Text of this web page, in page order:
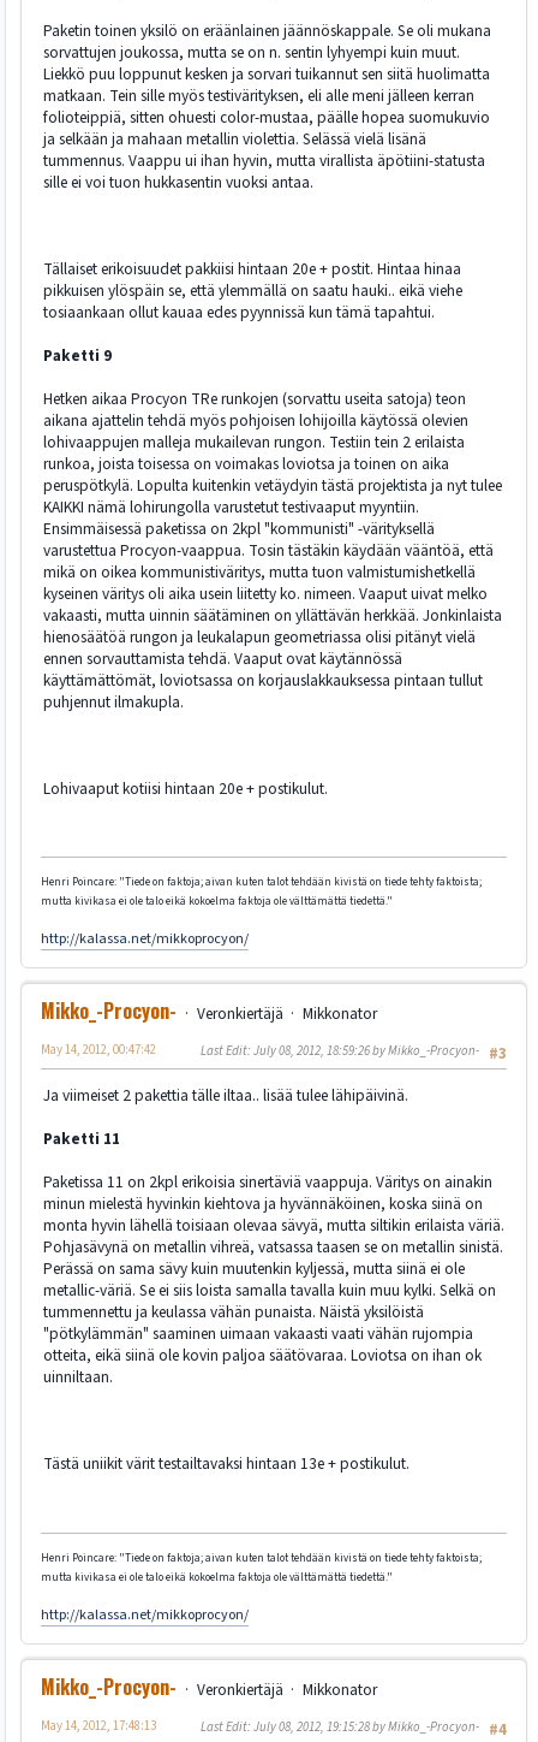
Paketin toinen yksilö on eräänlainen jäännöskappale. Se oli mukana
sorvattujen joukossa, mutta se on n. sentin lyhyempi kuin muut.
Liekkö puu loppunut kesken ja sorvari tuikannut sen siitä huolimatta
matkaan. Tein sille myös testivärityksen, eli alle meni jälleen kerran
folioteippiä, sitten ohuesti color-mustaa, päälle hopea suomukuvio
ja selkään ja mahaan metallin violettia. Selässä vielä lisänä
tummennus. Vaappu ui ihan hyvin, mutta virallista äpötiini-statusta
sille ei voi tuon hukkasentin vuoksi antaa.
Tällaiset erikoisuudet pakkiisi hintaan 20e + postit. Hintaa hinaa
pikkuisen ylöspäin se, että ylemmällä on saatu hauki.. eikä viehe
tosiaankaan ollut kauaa edes pyynnissä kun tämä tapahtui.
Paketti 9
Hetken aikaa Procyon TRe runkojen (sorvattu useita satoja) teon
aikana ajattelin tehdä myös pohjoisen lohijoilla käytössä olevien
lohivaappujen malleja mukailevan rungon. Testiin tein 2 erilaista
runkoa, joista toisessa on voimakas loviotsa ja toinen on aika
peruspötkylä. Lopulta kuitenkin vetäydyin tästä projektista ja nyt tulee
KAIKKI nämä lohirungolla varustetut testivaaput myyntiin.
Ensimmäisessä paketissa on 2kpl "kommunisti" -värityksellä
varustettua Procyon-vaappua. Tosin tästäkin käydään vääntöä, että
mikä on oikea kommunistiväritys, mutta tuon valmistumishetkellä
kyseinen väritys oli aika usein liitetty ko. nimeen. Vaaput uivat melko
vakaasti, mutta uinnin säätäminen on yllättävän herkkää. Jonkinlaista
hienosäätöä rungon ja leukalapun geometriassa olisi pitänyt vielä
ennen sorvauttamista tehdä. Vaaput ovat käytännössä
käyttämättömät, loviotsassa on korjauslakkauksessa pintaan tullut
puhjennut ilmakupla.
Lohivaaput kotiisi hintaan 20e + postikulut.
Henri Poincare: "Tiede on faktoja; aivan kuten talot tehdään kivistä on tiede tehty faktoista;
mutta kivikasa ei ole talo eikä kokoelma faktoja ole välttämättä tiedettä."
http://kalassa.net/mikkoprocyon/
Mikko_-Procyon- Veronkiertäjä
Mikkonator
#3
May 14, 2012, 00:47:42 Last Edit: July 08, 2012, 18:59:26 by Mikko_-Procyon-
Ja viimeiset 2 pakettia tälle iltaa.. lisää tulee lähipäivinä.
Paketti 11
Paketissa 11 on 2kpl erikoisia sinertäviä vaappuja. Väritys on ainakin
minun mielestä hyvinkin kiehtova ja hyvännäköinen, koska siinä on
monta hyvin lähellä toisiaan olevaa sävyä, mutta siltikin erilaista väriä.
Pohjasävynä on metallin vihreä, vatsassa taasen se on metallin sinistä.
Perässä on sama sävy kuin muutenkin kyljessä, mutta siinä ei ole
metallic-väriä. Se ei siis loista samalla tavalla kuin muu kylki. Selkä on
tummennettu ja keulassa vähän punaista. Näistä yksilöistä
"pötkylämmän" saaminen uimaan vakaasti vaati vähän rujompia
otteita, eikä siinä ole kovin paljoa säätövaraa. Loviotsa on ihan ok
uinniltaan.
Tästä uniikit värit testailtavaksi hintaan 13e + postikulut.
Henri Poincare: "Tiede on faktoja; aivan kuten talot tehdään kivistä on tiede tehty faktoista;
mutta kivikasa ei ole talo eikä kokoelma faktoja ole välttämättä tiedettä."
http://kalassa.net/mikkoprocyon/
Mikko_-Procyon- Veronkiertäjä
Mikkonator
#4
May 14, 2012, 17:48:13 Last Edit: July 08, 2012, 19:15:28 by Mikko_-Procyon-